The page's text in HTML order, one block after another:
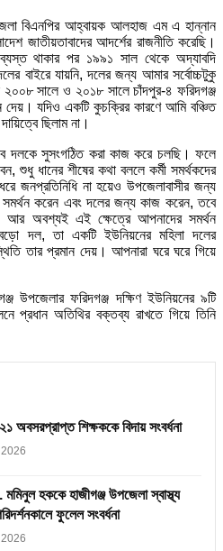
বিএনপির আহ্বায়ক আলহাজ এম এ হান্নান
জাতীয়তাবাদের আদর্শের রাজনীতি করেছি।
ব্যস্ত থাকার পর ১৯৯১ সাল থেকে অদ্যাবদি
বাইরে যায়নি, দলের জন্য আমার সর্বোচ্চটুকু
২০০৮ সালে ও ২০১৮ সালে চাঁদপুর-৪ ফরিদগঞ্জ
দেয়। যদিও একটি কুচক্রির কারণে আমি বঞ্চিত
ছিলাম না।
দলকে সুসংগঠিত করা কাজ করে চলছি। ফলে
শুধু ধানের শীষের কথা বললে কর্মী সমর্থকদের
জনপ্রতিনিধি না হয়েও উপজেলাবাসীর জন্য
করেন এবং দলের জন্য কাজ করেন, তবে
আর অবশ্যই এই ক্ষেত্রে আপনাদের সমর্থন
দল, তা একটি ইউনিয়নের মহিলা দলের
তার প্রমান দেয়। আপনারা ঘরে ঘরে গিয়ে
উপজেলার ফরিদগঞ্জ দক্ষিণ ইউনিয়নের ৯টি
প্রধান অতিথির বক্তব্য রাখতে গিয়ে তিনি
অবসরপ্রাপ্ত শিক্ষককে বিদায় সংবর্ধনা
মমিনুল হককে হাজীগঞ্জ উপজেলা স্বাস্থ্য
ফুলেল সংবর্ধনা